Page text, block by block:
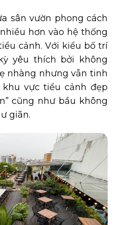
sân vườn phong cách
hơn vào hệ thống
cảnh. Với kiểu bố trí
yêu thích bởi không
nhàng nhưng vẫn tinh
vực tiểu cảnh đẹp
cũng như bầu không
giãn.